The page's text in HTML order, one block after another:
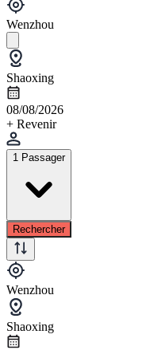
Wenzhou
Shaoxing
08/08/2026
+ Revenir
1 Passager
Rechercher
Wenzhou
Shaoxing